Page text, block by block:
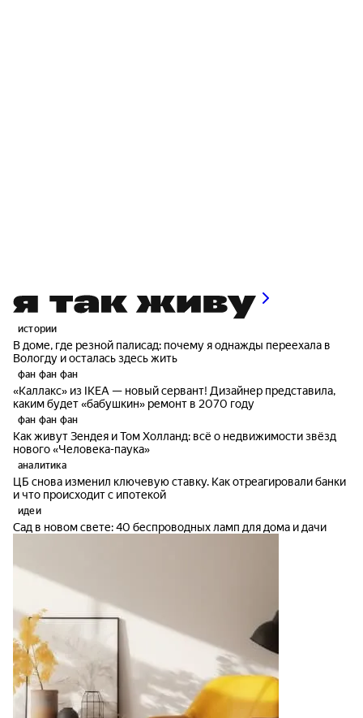
истории
В доме, где резной палисад: почему я однажды переехала в
Вологду и осталась здесь жить
фан фан фан
«Каллакс» из IKEA — новый сервант! Дизайнер представила,
каким будет «бабушкин» ремонт в 2070 году
фан фан фан
Как живут Зендея и Том Холланд: всё о недвижимости звёзд
нового «Человека-паука»
аналитика
ЦБ снова изменил ключевую ставку. Как отреагировали банки
и что происходит с ипотекой
идеи
Сад в новом свете: 40 беспроводных ламп для дома и дачи